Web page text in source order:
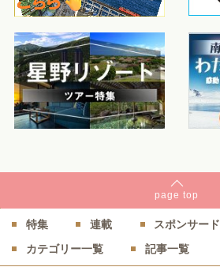
page top
特集 連載
スポンサード
カテゴリー一覧
記事一覧